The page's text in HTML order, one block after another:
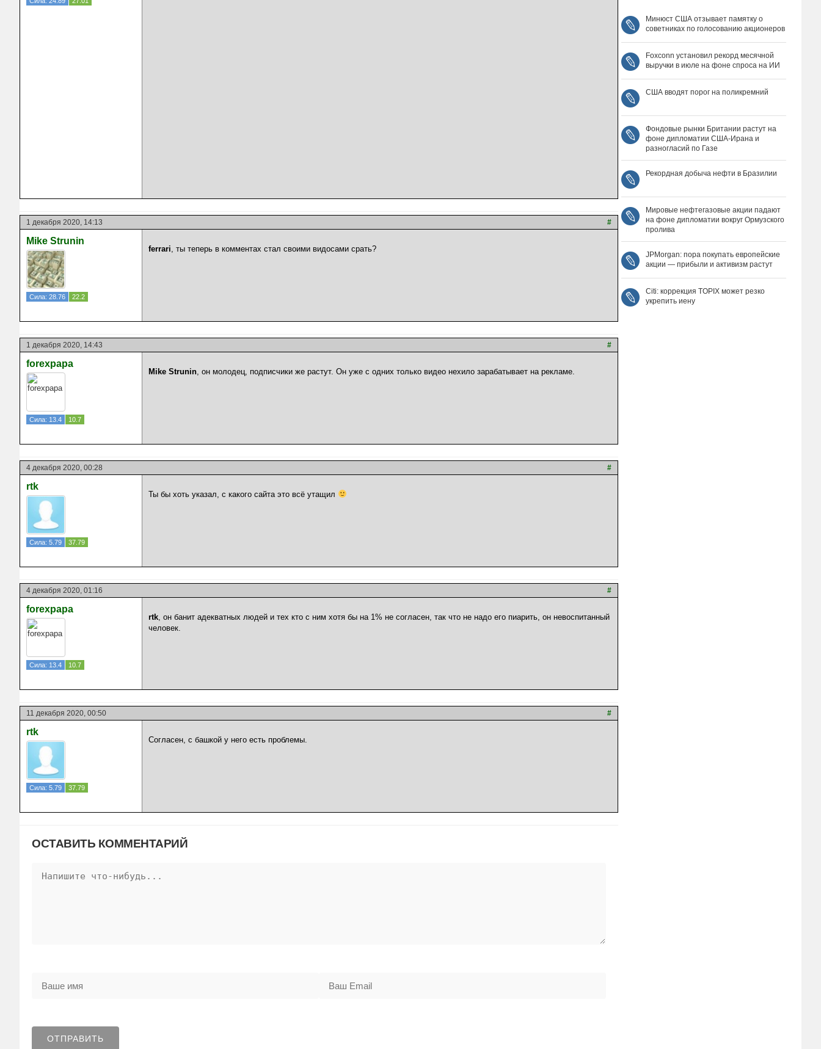
1 декабря 2020, 14:13 #
Mike Strunin
Сила: 28.76 22.2
ferrari, ты теперь в комментах стал своими видосами срать?
1 декабря 2020, 14:43 #
forexpapa
Сила: 13.4 10.7
Mike Strunin, он молодец, подписчики же растут. Он уже с одних только видео нехило зарабатывает на рекламе.
4 декабря 2020, 00:28 #
rtk
Сила: 5.79 37.79
Ты бы хоть указал, с какого сайта это всё утащил
4 декабря 2020, 01:16 #
forexpapa
Сила: 13.4 10.7
rtk, он банит адекватных людей и тех кто с ним хотя бы на 1% не согласен, так что не надо его пиарить, он невоспитанный
человек.
11 декабря 2020, 00:50 #
rtk
Сила: 5.79 37.79
Согласен, с башкой у него есть проблемы.
ОСТАВИТЬ КОММЕНТАРИЙ
Минюст США отзывает памятку о
советниках по голосованию акционеров
Foxconn установил рекорд месячной
выручки в июле на фоне спроса на ИИ
США вводят порог на поликремний
Фондовые рынки Британии растут на
фоне дипломатии США‑Ирана и
разногласий по Газе
Рекордная добыча нефти в Бразилии
Мировые нефтегазовые акции падают
на фоне дипломатии вокруг Ормузского
пролива
JPMorgan: пора покупать европейские
акции — прибыли и активизм растут
Citi: коррекция TOPIX может резко
укрепить иену